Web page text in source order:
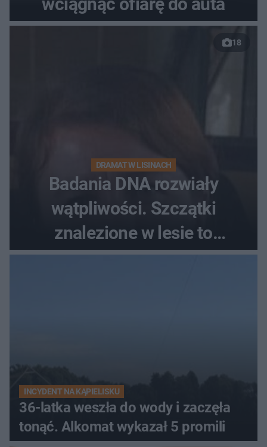
18
DRAMAT W LISINACH
Badania DNA rozwiały
wątpliwości. Szczątki
znalezione w lesie to
zaginiona Jowita Zielińska
INCYDENT NA KĄPIELISKU
36-latka weszła do wody i zaczęła
tonąć. Alkomat wykazał 5 promili